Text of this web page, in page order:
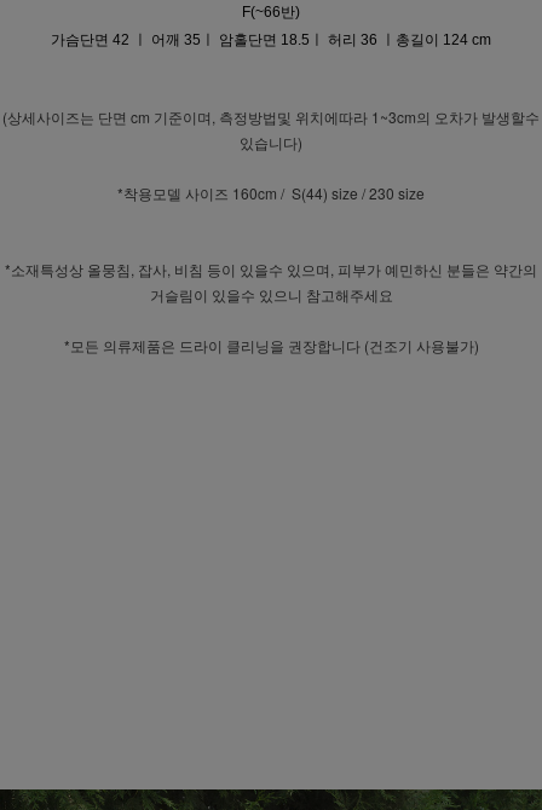
F(~66반)
가슴단면 42 ㅣ 어깨 35ㅣ 암홀단면 18.5ㅣ 허리 36 ㅣ총길이 124 cm
(상세사이즈는 단면 cm 기준이며, 측정방법및 위치에따라 1~3cm의 오차가 발생할수
있습니다)
*착용모델 사이즈 160cm / S(44) size / 230 size
*소재특성상 올뭉침, 잡사, 비침 등이 있을수 있으며, 피부가 예민하신 분들은 약간의
거슬림이 있을수 있으니 참고해주세요
*모든 의류제품은 드라이 클리닝을 권장합니다 (건조기 사용불가)